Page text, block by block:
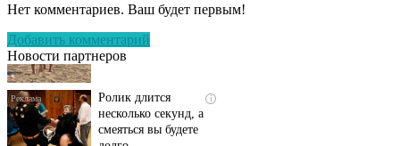
Нет комментариев. Ваш будет первым!
Добавить комментарий
Новости партнеров
люди вытворяют, когда
их не видят...
смеяться вы будете
долго